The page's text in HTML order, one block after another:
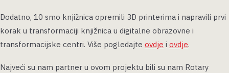
Dodatno, 10 smo knjižnica opremili 3D printerima i napravili prvi
korak u transformaciji knjižnica u digitalne obrazovne i
transformacijske centri. Više pogledajte ovdje i ovdje.
Najveći su nam partner u ovom projektu bili su nam Rotary